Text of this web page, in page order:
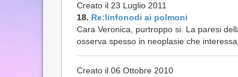
Creato il 23 Luglio 2011
18. Re:linfonodi ai polmoni
Cara Veronica, purtroppo si. La paresi
osserva spesso in neoplasie che
Creato il 06 Ottobre 2010